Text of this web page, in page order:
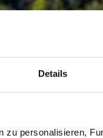
Details
zu personalisieren,